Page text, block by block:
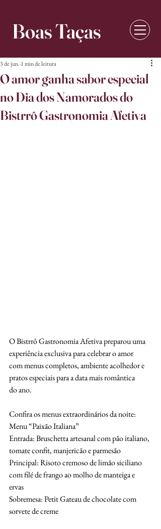
Boas Taças
O amor ganha sabor especial
no Dia dos Namorados do
Bistrrô Gastronomia Afetiva
3 de jun. 1 min de leitura
O Bistrrô Gastronomia Afetiva preparou uma
experiência exclusiva para celebrar o amor
com menus completos, ambiente acolhedor e
pratos especiais para a data mais romântica
do ano.
Confira os menus extraordinários da noite:
Menu “Paixão Italiana”
Entrada: Bruschetta artesanal com pão italiano,
tomate confit, manjericão e parmesão
Principal: Risoto cremoso de limão siciliano
com filé de frango ao molho de manteiga e
ervas
Sobremesa: Petit Gateau de chocolate com
sorvete de creme